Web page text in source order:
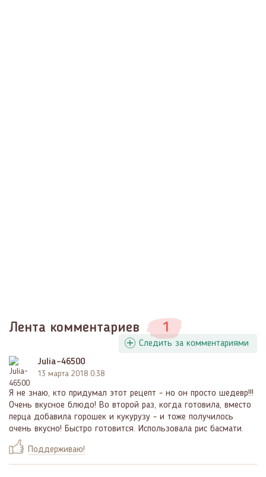
Лента комментариев 1
Следить за комментариями
Julia-46500
13 марта 2018 0:38
Я не знаю, кто придумал этот рецепт - но он просто шедевр!!!
Очень вкусное блюдо! Во второй раз, когда готовила, вместо
перца добавила горошек и кукурузу - и тоже получилось
очень вкусно! Быстро готовится. Использовала рис басмати.
Поддерживаю!